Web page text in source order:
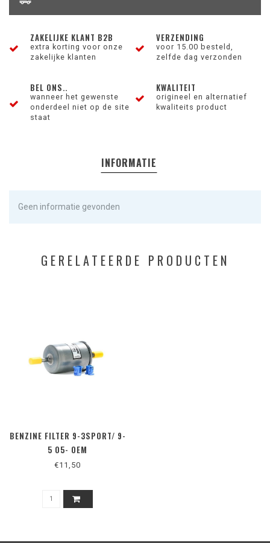
ZAKELIJKE KLANT B2B
extra korting voor onze
zakelijke klanten
VERZENDING
voor 15.00 besteld,
zelfde dag verzonden
BEL ONS..
wanneer het gewenste
onderdeel niet op de site
staat
KWALITEIT
origineel en alternatief
kwaliteits product
INFORMATIE
Geen informatie gevonden
GERELATEERDE PRODUCTEN
BENZINE FILTER 9-3SPORT/ 9-
5 05- OEM
€11,50